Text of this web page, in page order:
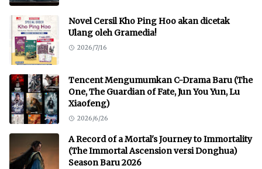
Novel Cersil Kho Ping Hoo akan dicetak
Ulang oleh Gramedia!
2026/7/16
Tencent Mengumumkan C-Drama Baru (The
One, The Guardian of Fate, Jun You Yun, Lu
Xiaofeng)
2026/6/26
A Record of a Mortal's Journey to Immortality
(The Immortal Ascension versi Donghua)
Season Baru 2026